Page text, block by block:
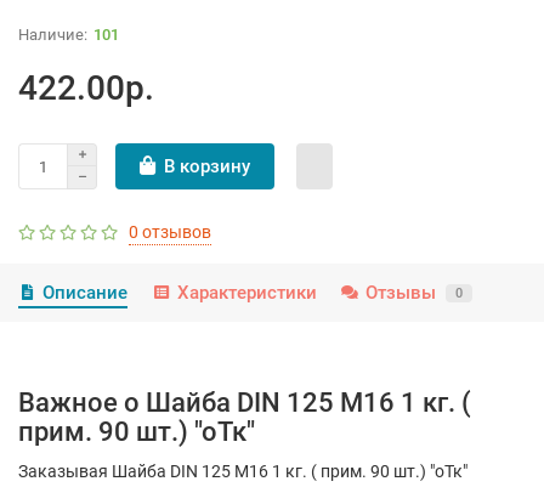
101
422.00р.
В корзину
0 отзывов
Описание Характеристики Отзывы 0
Важное о Шайба DIN 125 M16 1 кг. (
прим. 90 шт.) "оТк"
Заказывая Шайба DIN 125 M16 1 кг. ( прим. 90 шт.) "оТк"